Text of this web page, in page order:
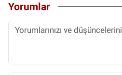
Yorumlar